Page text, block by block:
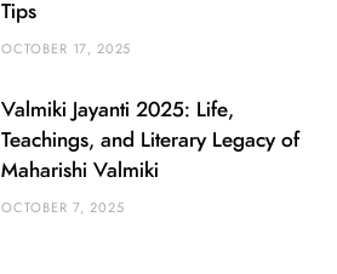
Tips
OCTOBER 17, 2025
Valmiki Jayanti 2025: Life,
Teachings, and Literary Legacy of
Maharishi Valmiki
OCTOBER 7, 2025